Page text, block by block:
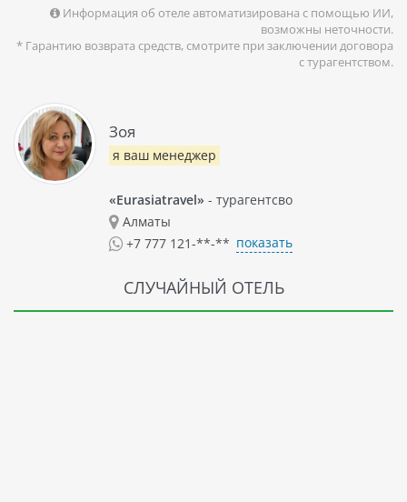
Информация об отеле автоматизирована с помощью ИИ,
возможны неточности.
* Гарантию возврата средств, смотрите при заключении договора
с турагентством.
Зоя
я ваш менеджер
«Eurasiatravel» - турагентсво
Алматы
+7 777 121-**-** показать
СЛУЧАЙНЫЙ ОТЕЛЬ